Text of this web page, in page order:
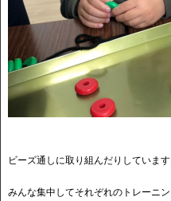
ビーズ通しに取り組んだりしています
みんな集中してそれぞれのトレーニ